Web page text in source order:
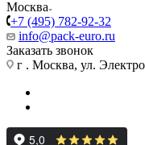
Москва
+7 (495) 782-92-32
info@pack-euro.ru
Заказать звонок
г . Москва, ул.